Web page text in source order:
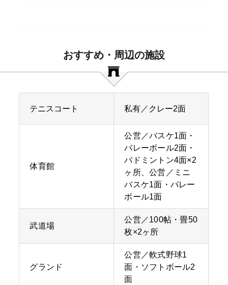
おすすめ・周辺の施設
テニスコート 私有／クレー2面
体育館
公営／バスケ1面・
バレーボール2面・
バドミントン4面×2
ヶ所、公営／ミニ
バスケ1面・バレー
ボール1面
武道場
公営／100帖・畳50
枚×2ヶ所
グランド
公営／軟式野球1
面・ソフトボール2
面